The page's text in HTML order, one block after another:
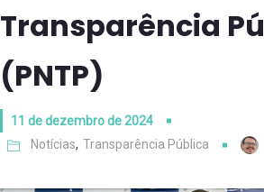
Transparência
(PNTP)
11 de dezembro de 2024
Notícias, Transparência Pública